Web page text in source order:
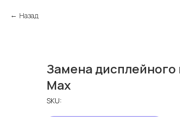
Назад
Замена дисплейного
Max
SKU: